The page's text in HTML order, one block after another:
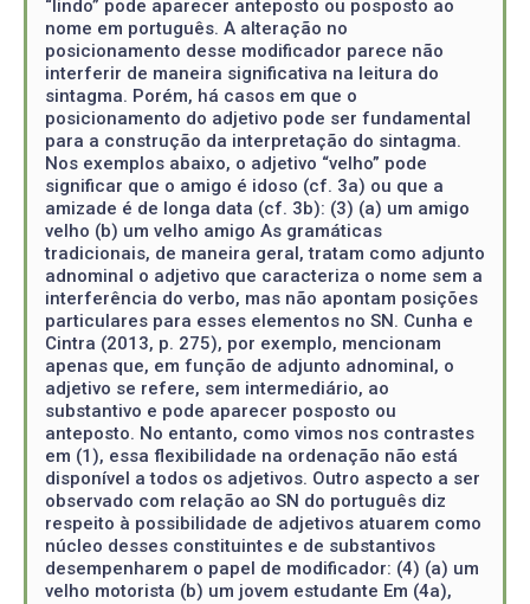
“lindo” pode aparecer anteposto ou posposto ao
nome em português. A alteração no
posicionamento desse modificador parece não
interferir de maneira significativa na leitura do
sintagma. Porém, há casos em que o
posicionamento do adjetivo pode ser fundamental
para a construção da interpretação do sintagma.
Nos exemplos abaixo, o adjetivo “velho” pode
significar que o amigo é idoso (cf. 3a) ou que a
amizade é de longa data (cf. 3b): (3) (a) um amigo
velho (b) um velho amigo As gramáticas
tradicionais, de maneira geral, tratam como adjunto
adnominal o adjetivo que caracteriza o nome sem a
interferência do verbo, mas não apontam posições
particulares para esses elementos no SN. Cunha e
Cintra (2013, p. 275), por exemplo, mencionam
apenas que, em função de adjunto adnominal, o
adjetivo se refere, sem intermediário, ao
substantivo e pode aparecer posposto ou
anteposto. No entanto, como vimos nos contrastes
em (1), essa flexibilidade na ordenação não está
disponível a todos os adjetivos. Outro aspecto a ser
observado com relação ao SN do português diz
respeito à possibilidade de adjetivos atuarem como
núcleo desses constituintes e de substantivos
desempenharem o papel de modificador: (4) (a) um
velho motorista (b) um jovem estudante Em (4a),